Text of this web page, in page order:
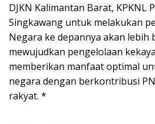
DJKN Kalimantan Barat, KPKNL
Singkawang untuk melakukan
Negara ke depannya akan
mewujudkan pengelolaan
memberikan manfaat optimal
negara dengan berkontribusi
rakyat. *